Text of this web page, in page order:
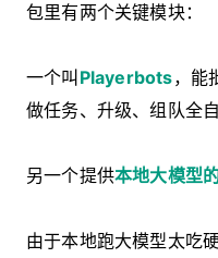
包里有两个关键模块：
一个叫 Playerbots，能
做任务、升级、组队全自
另一个提供本地大模型
由于本地跑大模型太吃